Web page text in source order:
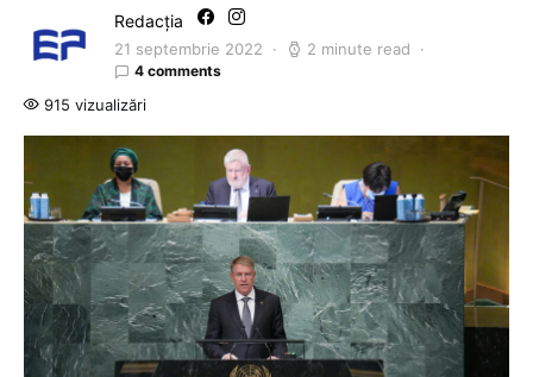
Redacția
21 septembrie 2022 2 minute read
4 comments
915 vizualizări